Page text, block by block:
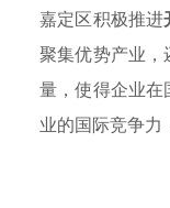
嘉定区积极推进
聚集优势产业
量，使得企业
业的国际竞争力